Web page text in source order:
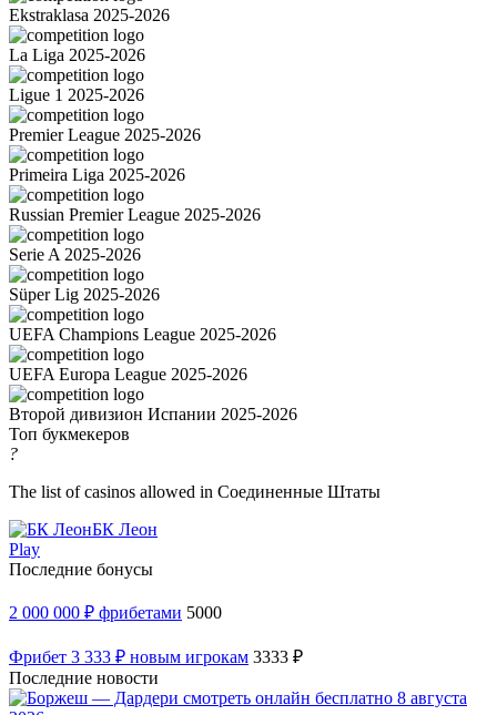
Ekstraklasa 2025-2026
La Liga 2025-2026
Ligue 1 2025-2026
Premier League 2025-2026
Primeira Liga 2025-2026
Russian Premier League 2025-2026
Serie A 2025-2026
Süper Lig 2025-2026
UEFA Champions League 2025-2026
UEFA Europa League 2025-2026
Второй дивизион Испании 2025-2026
Топ букмекеров
?
The list of casinos allowed in Соединенные Штаты
БК Леон
Play
Последние бонусы
2 000 000 ₽ фрибетами 5000
Фрибет 3 333 ₽ новым игрокам 3333 ₽
Последние новости